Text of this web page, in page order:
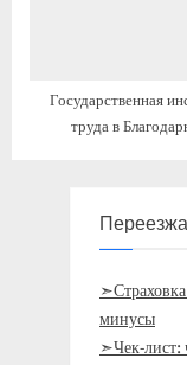
Государственная
труда в
минусы
➣Чек-лист: